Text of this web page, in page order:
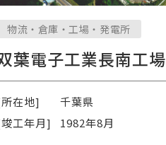
物流・倉庫・工場・発電所
葉電子工業長南工場
在地]
千葉県
工年月]
1982年8月